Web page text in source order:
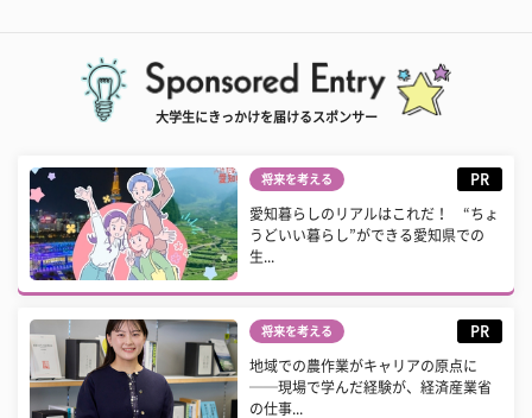
大学生にきっかけを届けるスポンサー
将来を考える PR
愛知暮らしのリアルはこれだ！ “ちょ
うどいい暮らし”ができる愛知県での
生...
将来を考える PR
地域での農作業がキャリアの原点に
──現場で学んだ経験が、経済産業省
の仕事...